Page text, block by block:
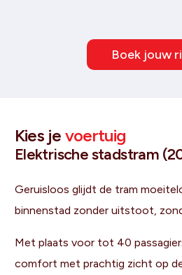
Boek jouw
Kies je voertuig
Elektrische stadstram
Geruisloos glijdt de tram
binnenstad zonder uitstoot,
Met plaats voor tot 40
comfort met prachtig zicht op